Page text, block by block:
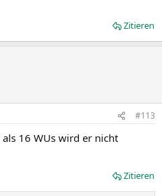
Zitieren
#113
16 WUs wird er nicht
Zitieren